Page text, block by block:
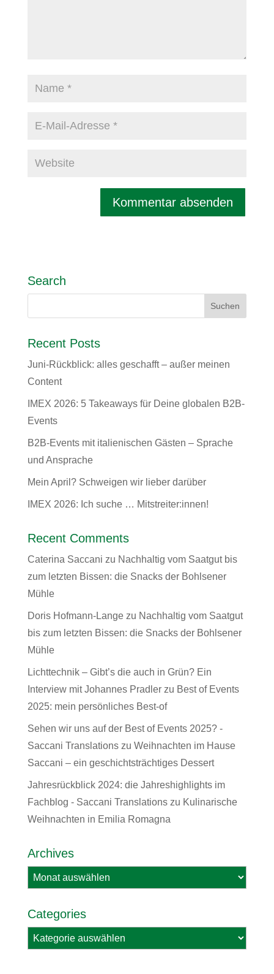
Search
Recent Posts
Juni-Rückblick: alles geschafft – außer meinen
Content
IMEX 2026: 5 Takeaways für Deine globalen B2B-
Events
B2B-Events mit italienischen Gästen – Sprache
und Ansprache
Mein April? Schweigen wir lieber darüber
IMEX 2026: Ich suche … Mitstreiter:innen!
Recent Comments
Caterina Saccani zu Nachhaltig vom Saatgut bis
zum letzten Bissen: die Snacks der Bohlsener
Mühle
Doris Hofmann-Langezu Nachhaltig vom Saatgut
bis zum letzten Bissen: die Snacks der Bohlsener
Mühle
Lichttechnik – Gibt’s die auch in Grün? Ein
Interview mit Johannes Pradlerzu Best of Events
2025: mein persönliches Best-of
Sehen wir uns auf der Best of Events 2025? -
Saccani Translationszu Weihnachten im Hause
Saccani – ein geschichtsträchtiges Dessert
Jahresrückblick 2024: die Jahreshighlights im
Fachblog - Saccani Translationszu Kulinarische
Weihnachten in Emilia Romagna
Archives
Archives
Categories
Categories